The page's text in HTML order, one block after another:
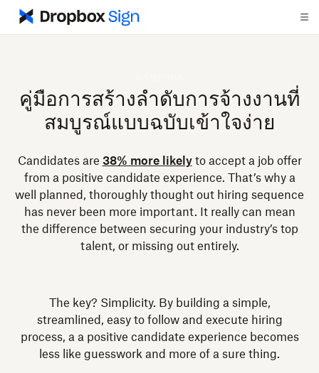
คู่มือการสร้างลำดับการจ้างงานที่
สมบูรณ์แบบฉบับเข้าใจง่าย
Candidates are 38% more likelyto accept a job offer
from a positive candidate experience. That’s why a
well planned, thoroughly thought out hiring sequence
has never been more important. It really can mean
the difference between securing your industry’s top
talent, or missing out entirely.
The key? Simplicity. By building a simple,
streamlined, easy to follow and execute hiring
process, a a positive candidate experience becomes
less like guesswork and more of a sure thing.